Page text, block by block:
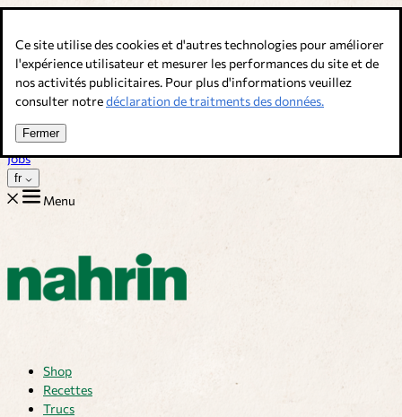
Ce site utilise des cookies et d'autres technologies pour améliorer
l'expérience utilisateur et mesurer les performances du site et de
nos activités publicitaires. Pour plus d'informations veuillez
consulter notredéclaration de traitments des données.
Fermer
Bouillons, épices & compléments alimentaires. Qualité suisse.
Service client
Recettes
Trucs
Sur nous
Jobs
fr
Menu
Shop
Recettes
Trucs